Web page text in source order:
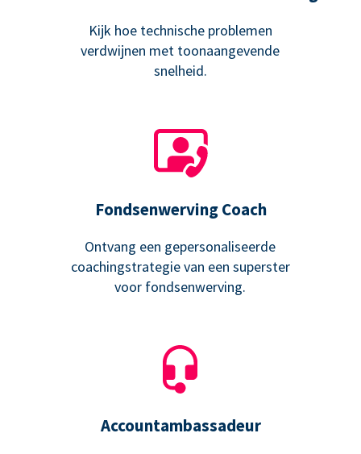
Kijk hoe technische problemen
verdwijnen met toonaangevende
snelheid.
Fondsenwerving Coach
Ontvang een gepersonaliseerde
coachingstrategie van een superster
voor fondsenwerving.
Accountambassadeur